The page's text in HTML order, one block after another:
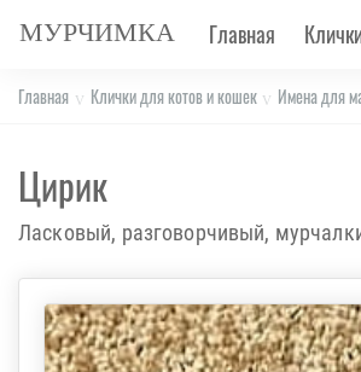
МУРЧИМКА Главная
Главная Клички для котов и кошек Имена для
Цирик
Ласковый, разговорчивый,